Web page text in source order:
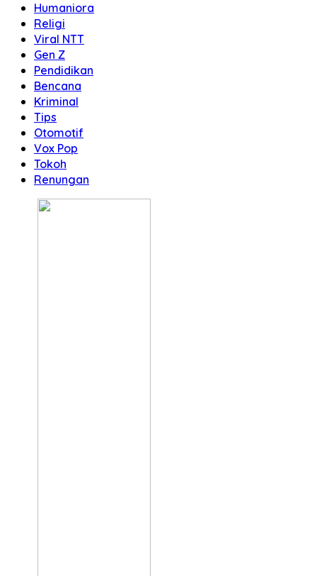
Humaniora
Religi
Viral NTT
Gen Z
Pendidikan
Bencana
Kriminal
Tips
Otomotif
Vox Pop
Tokoh
Renungan